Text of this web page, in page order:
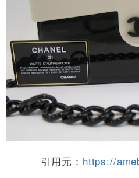
引用元： https://